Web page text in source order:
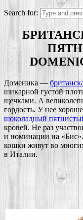
Search for:
Доменика —
шикарной густой
щечками. А
гордость. У нее
шоколадный
кровей. Не раз
и номинации на «Бис».
кошки живут во
в Италии.